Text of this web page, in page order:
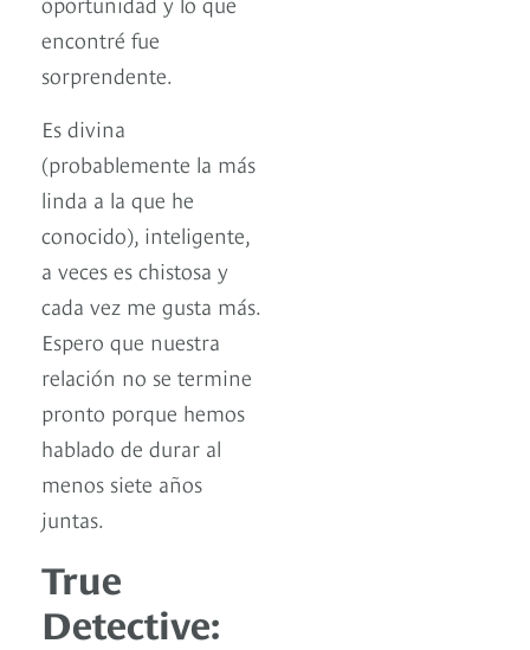
encontré fue
sorprendente.
Es divina
(probablemente la más
linda a la que he
conocido), inteligente,
a veces es chistosa y
cada vez me gusta más.
Espero que nuestra
relación no se termine
pronto porque hemos
hablado de durar al
menos siete años
juntas.
True
Detective: